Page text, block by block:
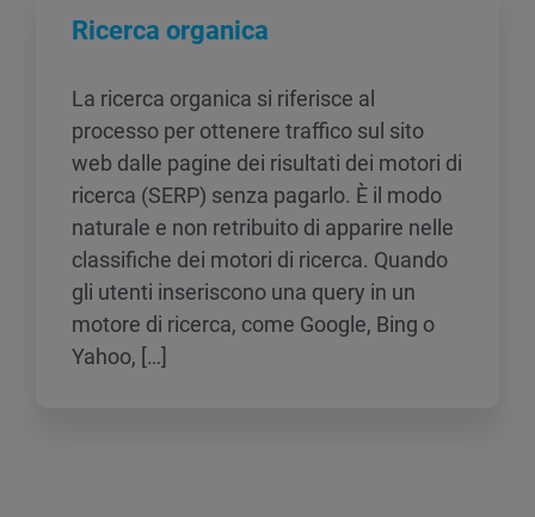
Ricerca organica
La ricerca organica si riferisce al
processo per ottenere traffico sul sito
web dalle pagine dei risultati dei motori di
ricerca (SERP) senza pagarlo. È il modo
naturale e non retribuito di apparire nelle
classifiche dei motori di ricerca. Quando
gli utenti inseriscono una query in un
motore di ricerca, come Google, Bing o
Yahoo, […]